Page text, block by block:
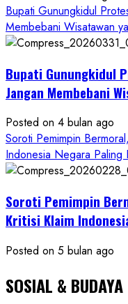
PWRI
RI
Minta
Resmi
Bupati Gunungkidul
Membebani Wisatawan
Bupati Gunungkidul
Jangan Membebani
Posted on 4 bulan ago
Soroti Pemimpin
Indonesia Negara Paling
Soroti Pemimpin
Kritisi Klaim
Posted on 5 bulan ago
SOSIAL & BUDAYA